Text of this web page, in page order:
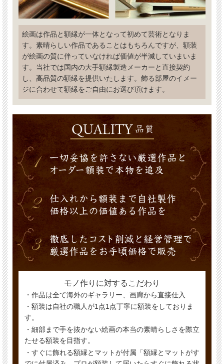
絵画は作品と額縁が一体となって初めて芸術となりま
す。素晴らしい作品であることはもちろんですが、額装
が絵画の質に伴っていなければ価値が半減していまいま
す。当社では国内の大手額縁製造メーカーと直接契約
し、高品質の額縁を提供いたします。飾る部屋のイメー
ジに合わせて額縁をご自由にお選び頂けます。
モノ作りに対するこだわり
・作品は全て海外のギャラリー、画廊から直接仕入
・額装は自社の職人が1点1点丁寧に額装をしておりま
す。
・細部まで手を抜かない絵画の本当の素晴らしさを際立
たせる額装を目指す。
・すぐに飾れる額縁とマットが付属「額縁とマットがす